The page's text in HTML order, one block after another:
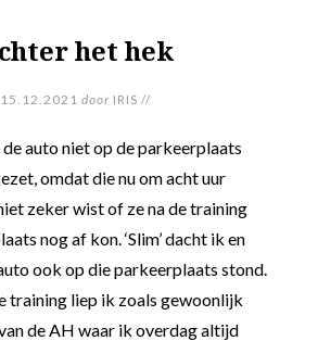
het hek
15.12.2021 door IRIS //
de auto niet op de parkeerplaats
omdat die nu om acht uur
zeker wist of ze na de training
nog af kon. ‘Slim’ dacht ik en
ook op die parkeerplaats stond.
training liep ik zoals gewoonlijk
de AH waar ik overdag altijd